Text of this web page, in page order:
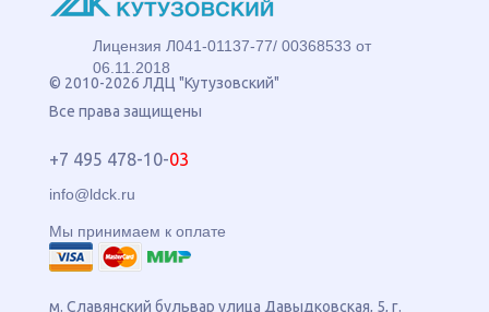
Лицензия Л041-01137-77/ 00368533 от
06.11.2018
© 2010-2026 ЛДЦ "Кутузовский"
Все права защищены
+7 495 478-10-03
info@ldck.ru
Мы принимаем к оплате
м. Славянский бульвар улица Давыдковская, 5, г.